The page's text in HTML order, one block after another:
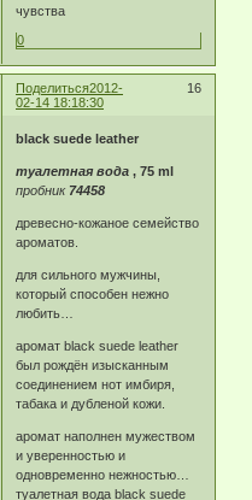
чувства
0
Поделиться 16
2012-
02-14 18:18:30
black suede leather
туалетная вода , 75 ml
пробник 74458
древесно-кожаное семейство
ароматов.
для сильного мужчины,
который способен нежно
любить…
аромат black suede leather
был рождён изысканным
соединением нот имбиря,
табака и дубленой кожи.
аромат наполнен мужеством
и уверенностью и
одновременно нежностью…
туалетная вода black suede